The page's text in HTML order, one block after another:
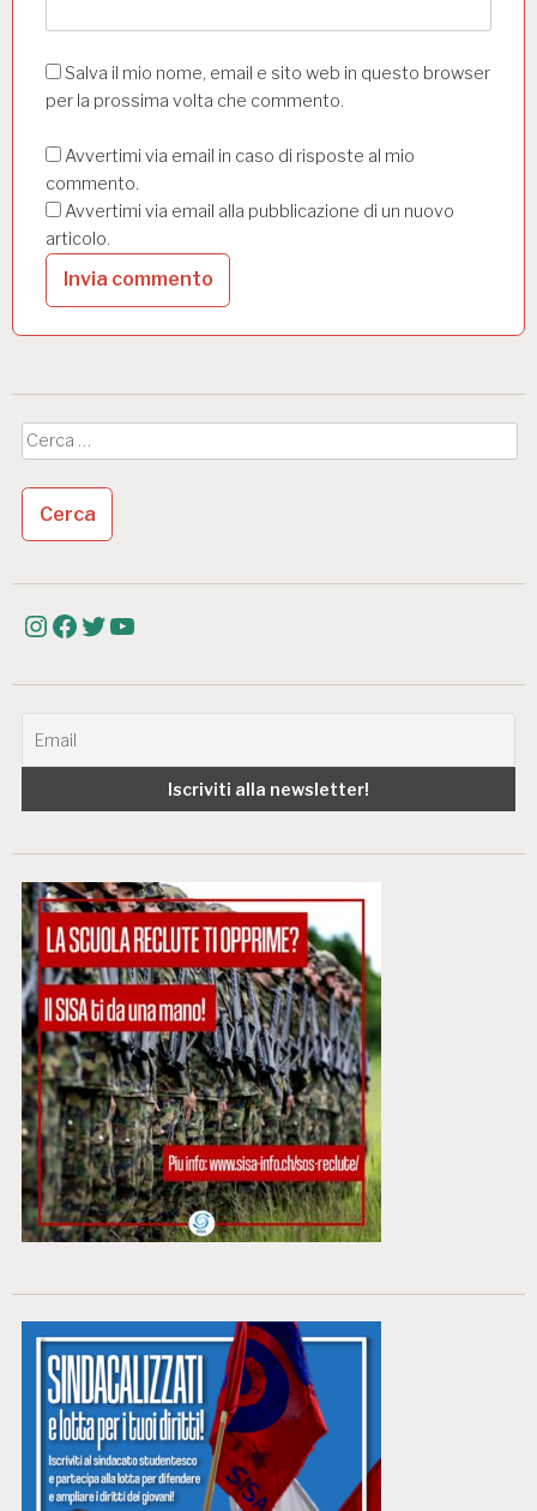
Salva il mio nome, email e sito web in questo browser
per la prossima volta che commento.
Avvertimi via email in caso di risposte al mio
commento.
Avvertimi via email alla pubblicazione di un nuovo
articolo.
Ricerca
per:
Instagram
Facebook
Twitter
YouTube